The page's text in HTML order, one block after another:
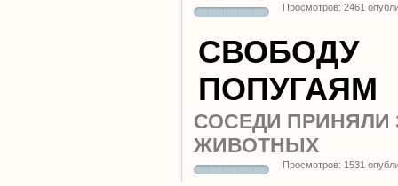
Просмотров: 2461
СВОБОДУ
ПОПУГАЯМ
СОСЕДИ ПРИНЯЛИ
ЖИВОТНЫХ
Просмотров: 1531